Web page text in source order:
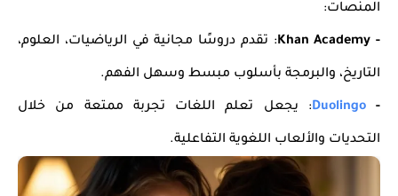
المنصات:
- Khan Academy : تقدم دروسًا مجانية في الرياضيات، العلوم،
التاريخ، والبرمجة بأسلوب مبسط وسهل الفهم.
-
Duolingo: يجعل تعلم اللغات تجربة ممتعة من خلال
التحديات والألعاب اللغوية التفاعلية.